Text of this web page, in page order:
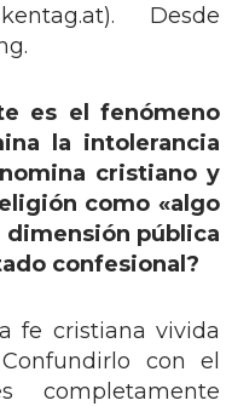
Desde
es el fenómeno
la intolerancia
cristiano y
como «algo
dimensión pública
confesional?
fe cristiana vivida
con el
completamente